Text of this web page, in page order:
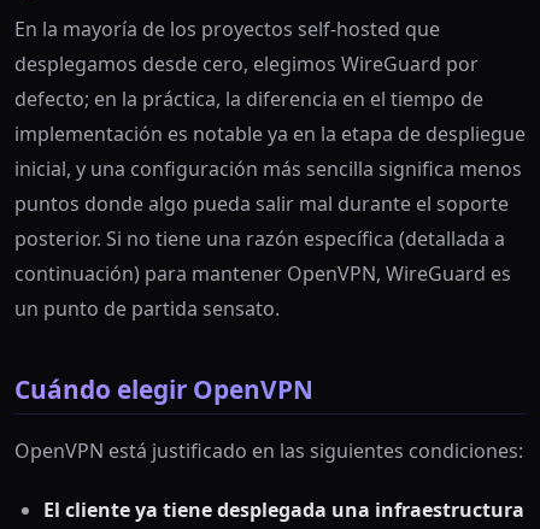
En la mayoría de los proyectos self-hosted que
desplegamos desde cero, elegimos WireGuard por
defecto; en la práctica, la diferencia en el tiempo de
implementación es notable ya en la etapa de despliegue
inicial, y una configuración más sencilla significa menos
puntos donde algo pueda salir mal durante el soporte
posterior. Si no tiene una razón específica (detallada a
continuación) para mantener OpenVPN, WireGuard es
un punto de partida sensato.
Cuándo elegir OpenVPN
OpenVPN está justificado en las siguientes condiciones:
El cliente ya tiene desplegada una infraestructura